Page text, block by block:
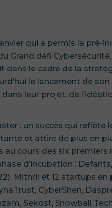
qui a permis la pré-
Grand défi
dans le cadre de la
le lancement de
leur projet, de
: un succès qui reflète
et attire de plus en
cours des six premiers
d’incubation :
Mithril et 12 startups en
CyberShen,
Sekost, Snowball